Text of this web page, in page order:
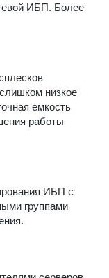
ИБП. Более
низкое
емкость
работы
ИБП с
группами